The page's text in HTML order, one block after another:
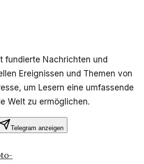
fundierte Nachrichten und
Ereignissen und Themen von
um Lesern eine umfassende
Welt zu ermöglichen.
Telegram anzeigen